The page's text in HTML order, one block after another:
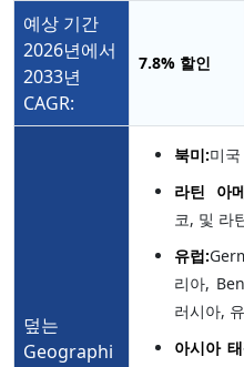
예상 기간
2026년에서
2033년
CAGR:
7.8% 할인
덮는
Geographi
북미:미
라틴 아
코, 및 라
유럽:
리아,
러시아,
아시아